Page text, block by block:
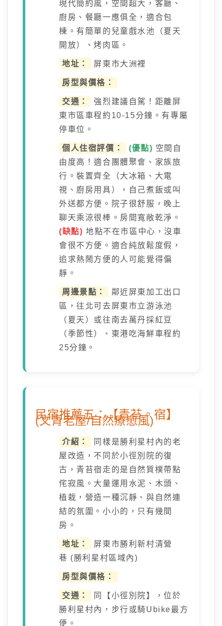
現代簡約風，空間超大，客廳、
廚房、餐廳一應俱全，適合包
棟。有簡單的兒童戲水池（夏天
開放）、烤肉區。
地址： 屏東市大洲裡
房型與價格：
交通：
強烈建議自駕！距離屏
東市區車程約10-15分鐘。有專屬
停車位。
個人住宿評價： (優點) 空間自
由度高！適合團體聚會、家族旅
行。裝置齊全（大冰箱、大電
視、廚房用具），自己煮飯或叫
外送都方便。院子很舒服，晚上
聊天乘涼很棒。房間寬敞乾淨。
(缺點) 地點不在市區中心，沒車
會很不方便。適合純放鬆度假，
追求熱鬧方便的人可能覺得偏
靜。
周邊景點：
鄰近屏東加工出口
區，往北可去屏東市立游泳池
（夏天）或往南去萬丹採紅豆
（季節性）、東港吃海鮮車程約
25分鐘。
民宿推薦五：【青苔。宿】
(文青老屋/自然療愈風)
介紹：
同樣是勝利星村內的老
屋改造，不同於小徑別院的復
古，青苔宿走的是自然質樸帶點
侘寂風。大量運用水泥、木頭、
植栽，營造一種沉靜、與自然連
結的氛圍。小小的，只有幾間
房。
地址：
屏東市勝利新村清營
巷 (勝利星村區域內)
房型與價格：
交通：
同【小徑別院】，位於
勝利星村內，步行或騎Ubike最方
便。